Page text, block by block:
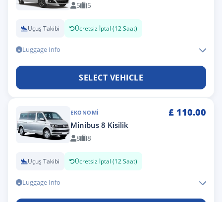
5 5
Uçuş Takibi Ücretsiz İptal (12 Saat)
Luggage Info
SELECT VEHICLE
EKONOMI £ 110.00
Minibus 8 Kisilik
8 8
Uçuş Takibi Ücretsiz İptal (12 Saat)
Luggage Info